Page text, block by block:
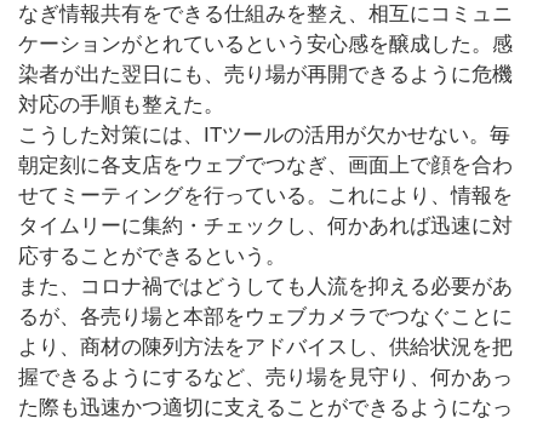
なぎ情報共有をできる仕組みを整え、相互にコミュニ
ケーションがとれているという安心感を醸成した。感
染者が出た翌日にも、売り場が再開できるように危機
対応の手順も整えた。
こうした対策には、ITツールの活用が欠かせない。毎
朝定刻に各支店をウェブでつなぎ、画面上で顔を合わ
せてミーティングを行っている。これにより、情報を
タイムリーに集約・チェックし、何かあれば迅速に対
応することができるという。
また、コロナ禍ではどうしても人流を抑える必要があ
るが、各売り場と本部をウェブカメラでつなぐことに
より、商材の陳列方法をアドバイスし、供給状況を把
握できるようにするなど、売り場を見守り、何かあっ
た際も迅速かつ適切に支えることができるようになっ